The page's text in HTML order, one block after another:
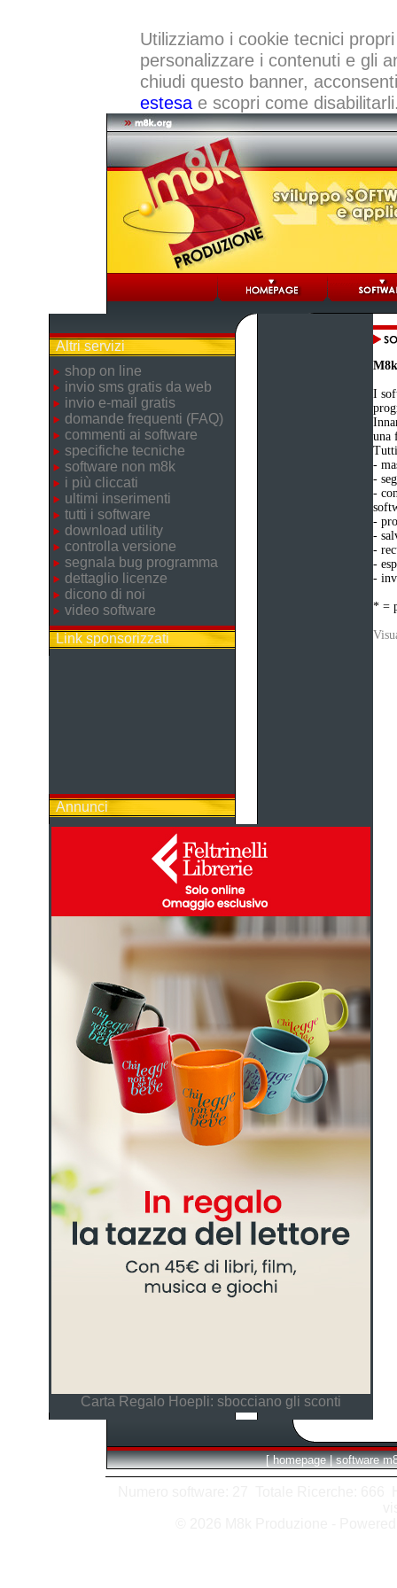
Utilizziamo i cookie tecnici
personalizzare i contenuti e gli
chiudi questo banner,
estesae scopri come
Altri servizi
shop on line
invio sms gratis da web
invio e-mail gratis
domande frequenti (FAQ)
commenti ai software
specifiche tecniche
software non m8k
i più cliccati
ultimi inserimenti
tutti i software
download utility
controlla versione
segnala bug programma
dettaglio licenze
dicono di noi
video software
Link sponsorizzati
Annunci
Carta Regalo Hoepli: sbocciano gli sconti
I
una
-
-
-
-
-
-
-
-
* =
[ homepage | software